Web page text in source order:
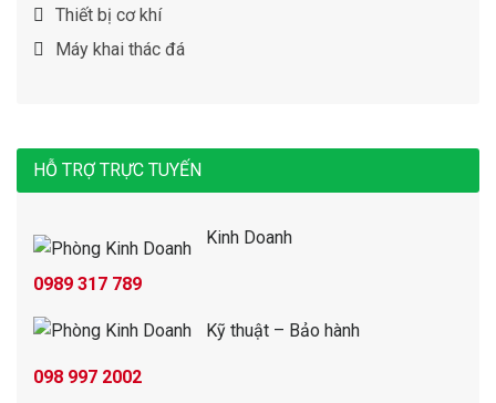
Thiết bị cơ khí
Máy khai thác đá
HỖ TRỢ TRỰC TUYẾN
Kinh Doanh
0989 317 789
Kỹ thuật – Bảo hành
098 997 2002